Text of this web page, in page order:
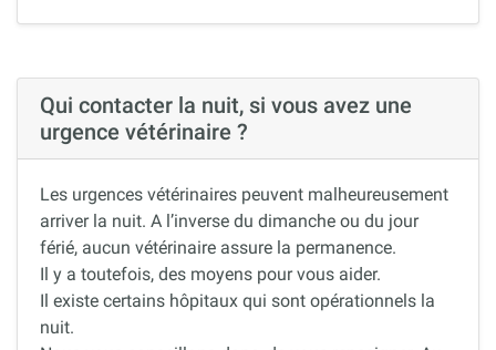
Qui contacter la nuit, si vous avez une
urgence vétérinaire ?
Les urgences vétérinaires peuvent malheureusement
arriver la nuit. A l’inverse du dimanche ou du jour
férié, aucun vétérinaire assure la permanence.
Il y a toutefois, des moyens pour vous aider.
Il existe certains hôpitaux qui sont opérationnels la
nuit.